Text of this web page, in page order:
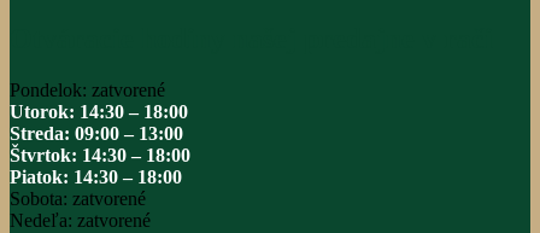
Pondelok: zatvorené
Utorok: 14:30 – 18:00
Streda: 09:00 – 13:00
Štvrtok: 14:30 – 18:00
Piatok: 14:30 – 18:00
Sobota: zatvorené
Nedeľa: zatvorené